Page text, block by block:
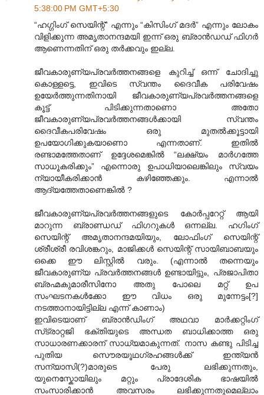
5:38:00 PM GMT+5:30
“ഹഗ്ഗിംഗ് സെയിന്റ്” എന്നും “കിസിംഗ് മദര്‍” എന്നും ലോകം
വിളിക്കുന്ന അമൃതാനന്ദമയി ഇന്ന് ഒരു ബ്രാന്‍ഡഡ് ഫിഗര്‍
ആണെന്നതിന് ഒരു തര്‍ക്കവും ഇല്ല.
ജീവകാരുണ്യപ്രവര്‍ത്തനങ്ങളെ കുറിച്ച് ഒന്ന് ചോദിച്ചു
കൊള്ളട്ടെ, ഇവിടെ സ്വന്തം ദൈവീക പരിവേഷം
ഉയേര്‍ത്തുന്നതിനായി ജീവകാരുണ്യപ്രവര്‍ത്തനങ്ങളെ
കൂട്ട് പിടിക്കുന്നതാണൊ അതോ
ജീവകാരുണ്യപ്രവര്‍ത്തനങ്ങള്‍ക്കായി സ്വന്തം
ദൈവീകപരിവേഷം ഒരു മുതല്‍ക്കൂട്ടായി
ഉപയോഗിക്കുകയാണൊ എന്നതാണ്. ഇതില്‍
രണ്ടാമത്തേതാണ് ഉദ്ദേശമെങ്കില്‍ “ലക്ഷ്യം മാര്‍ഗത്തേ
സാധൂകരിക്കും” എന്നൊരു ഉപാധിയാലെങ്കിലും സ്വയം
ന്യായീകരിക്കാന്‍ കഴിഞ്ഞേക്കും. എന്നാല്‍
ആദ്യത്തേതാണെങ്കില്‍ ?
ജീവകാരുണ്യപ്രവര്‍ത്തനങ്ങളുടെ കോര്‍പ്പറേറ്റ് ആയി
മാറുന്ന ബ്രാണ്ഡഡ് ഫിഗറുകള്‍ ഒന്നല്ല. ഹഗിംഗ്
സെയിന്റ് അമൃതാനന്ദമയിയും, ലോഫിംഗ് സെയിന്റ്
ശ്രീശ്രീ രവിശങ്കറും, മാജിക്കള്‍ സെയിന്റ് സായിബാബയും
ഒക്കെ ഈ ലിസ്റ്റില്‍ വരും. (എന്നാല്‍ തന്നെയും
ജീവകാരുണ്യ പ്രവര്‍ത്തനങ്ങള്‍ ഉണ്ടായിട്ടും, പ്രജാപിതാ
ബ്രഹ്മകുമാരീസിനോ അതു പോലെ മറ്റ് ഉപ
സംഘടനകള്‍ക്കോ ഈ വിധം ഒരു മുന്നേട്ടം[?]
നടത്താനായിട്ടില്ല എന്ന് കാണാം)
ഇവിടെയാണ് ബ്രാന്‍ഡിംഗ് അഥവാ മാര്‍ക്കറ്റിംഗ്
സ്‌ട്രാറ്റജി ഭക്തിയുടെ അന്ധത ബാധിക്കാത്ത ഒരു
സാധാരണക്കാരന് സാധ്യമാകുന്നത്. നാസ കണ്ടു പിടിച്ച
പുതിയ സൌരയൂഥഗ്രഹങ്ങള്‍ക്ക് ഇന്ത്യന്‍
സന്യാസി(?)മാരുടെ പേരു ലഭിക്കുന്നതും,
യുനെസ്കോയിലും മറ്റും പ്രാദേശിക ഭാഷയില്‍
സംസാരിക്കാന്‍ അവസരം ലഭിക്കുന്നതുമെല്ലാം